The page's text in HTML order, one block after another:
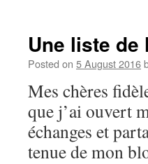
Une liste
Posted on 5 August 2016
Mes chères
que j’ai ouvert
échanges et
tenue de mon